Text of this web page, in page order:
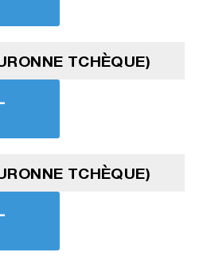
TCHÈQUE)
TCHÈQUE)